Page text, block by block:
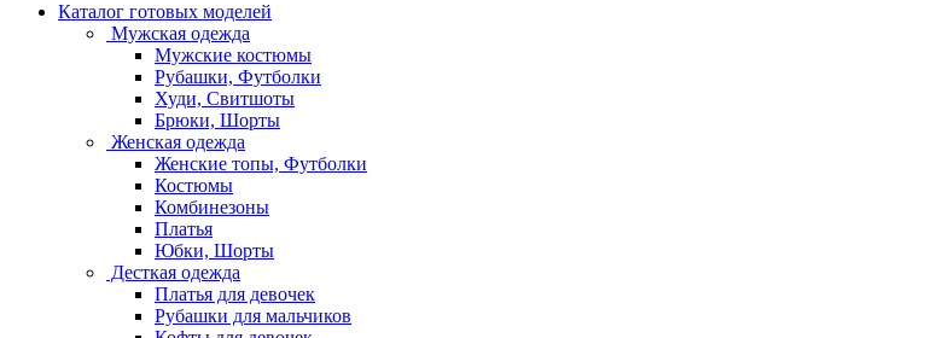
Каталог готовых моделей
Мужская одежда
Мужские костюмы
Рубашки, Футболки
Худи, Свитшоты
Брюки, Шорты
Женская одежда
Женские топы, Футболки
Костюмы
Комбинезоны
Платья
Юбки, Шорты
Десткая одежда
Платья для девочек
Рубашки для мальчиков